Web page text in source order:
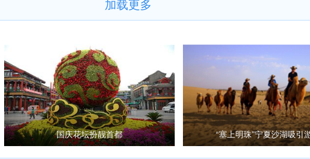
加载更多
国庆花坛扮靓首都 “塞上明珠”宁夏沙湖吸引